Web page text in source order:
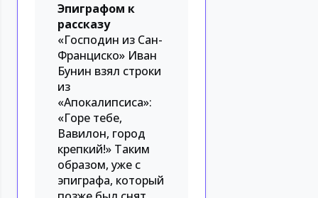
Эпиграфом к
рассказу
«Господин из Сан-
Франциско» Иван
Бунин взял строки
из
«Апокалипсиса»:
«Горе тебе,
Вавилон, город
крепкий!» Таким
образом, уже с
эпиграфа, который